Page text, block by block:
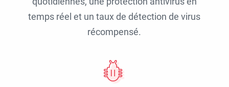
temps réel et un taux de détection de virus
récompensé.